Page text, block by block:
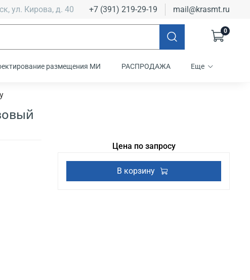
ул. Кирова, д. 40 +7 (391) 219-29-19 mail@krasmt.ru
0
размещения МИ РАСПРОДАЖА Еще
Цена по запросу
В корзину